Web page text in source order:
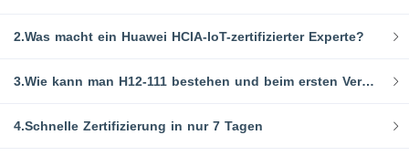
2.Was macht ein Huawei HCIA-IoT-zertifizierter Experte?
3.Wie kann man H12-111 bestehen und beim ersten Versuch zertifiziert werden?
4.Schnelle Zertifizierung in nur 7 Tagen